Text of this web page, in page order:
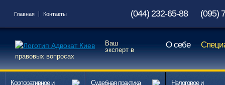
Главная Контакты (044) 232-65-88 (095)
Ваш
эксперт в
правовых вопросах
О себе
Корпоративное и
Судебная практика
Налоговое и